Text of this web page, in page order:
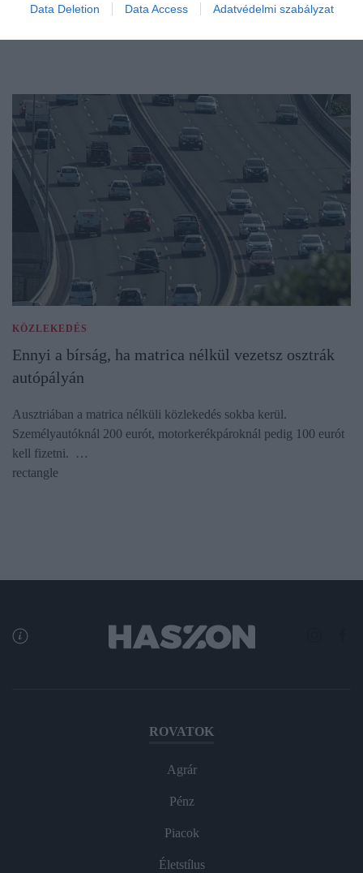
Data Deletion Data Access Adatvédelmi szabályzat
KÖZLEKEDÉS
Ennyi a bírság, ha matrica nélkül vezetsz osztrák
autópályán
Ausztriában a matrica nélküli közlekedés sokba kerül.
Személyautóknál 200 eurót, motorkerékpároknál pedig 100 eurót
kell fizetni. …
rectangle
ROVATOK
Agrár
Pénz
Piacok
Életstílus